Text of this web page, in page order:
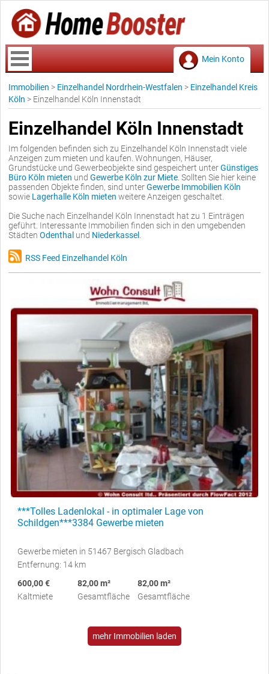
Mein Konto
Immobilien > Einzelhandel Nordrhein-Westfalen > Einzelhandel Kreis
Köln > Einzelhandel Köln Innenstadt
Einzelhandel Köln Innenstadt
Im folgenden befinden sich zu Einzelhandel Köln Innenstadt viele
Anzeigen zum mieten und kaufen. Wohnungen, Häuser,
Grundstücke und Gewerbeobjekte sind gespeichert unterGünstiges
Büro Köln mieten und Gewerbe Köln zur Miete . Sollten Sie hier keine
passenden Objekte finden, sind unterGewerbe Immobilien Köln
sowie Lagerhalle Köln mieten weitere Anzeigen geschaltet.
Die Suche nach Einzelhandel Köln Innenstadt hat zu 1 Einträgen
geführt. Interessante Immobilien finden sich in den umgebenden
Städten Odenthal und Niederkassel
RSS Feed Einzelhandel Köln
***Tolles Ladenlokal - in optimaler Lage von
Schildgen***3384 Gewerbe mieten
Gewerbe mieten in 51467 Bergisch Gladbach
Entfernung: 14 km
600,00 €
Kaltmiete
82,00 m²
Gesamtfläche
82,00 m²
Gesamtfläche
mehr Immobilien laden